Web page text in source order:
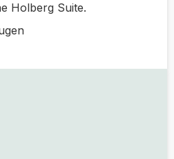
Holberg Suite.